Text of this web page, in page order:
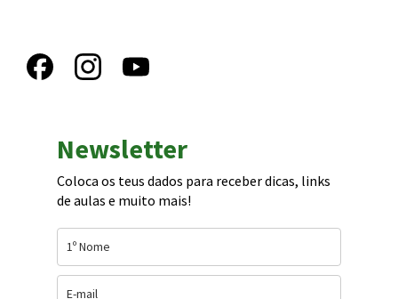
Newsletter
Coloca os teus dados para receber dicas, links
de aulas e muito mais!